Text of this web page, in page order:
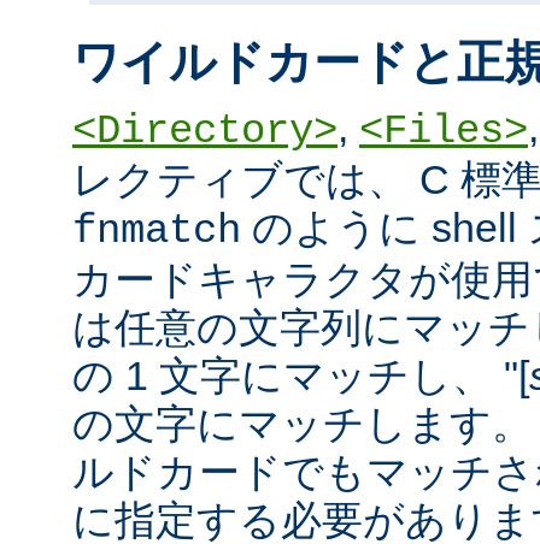
ワイルドカードと正
<Directory>, <Files>
レクティブでは、 C 標
fnmatch のように shell
カードキャラクタが使
は任意の文字列にマッ
の 1 文字にマッチし、 "[
の文字にマッチします
ルドカードでもマッチ
に指定する必要があり